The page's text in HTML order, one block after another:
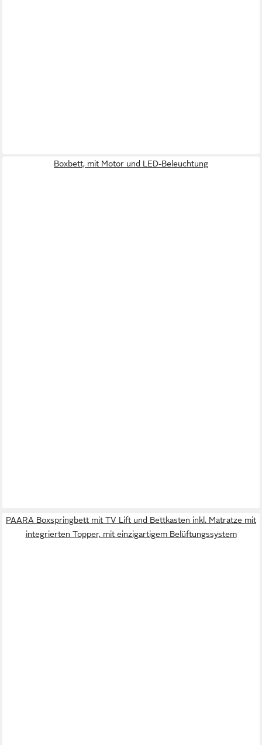
Boxbett, mit Motor und LED-Beleuchtung
PAARA Boxspringbett mit TV Lift und Bettkasten inkl. Matratze mit
integrierten Topper, mit einzigartigem Belüftungssystem